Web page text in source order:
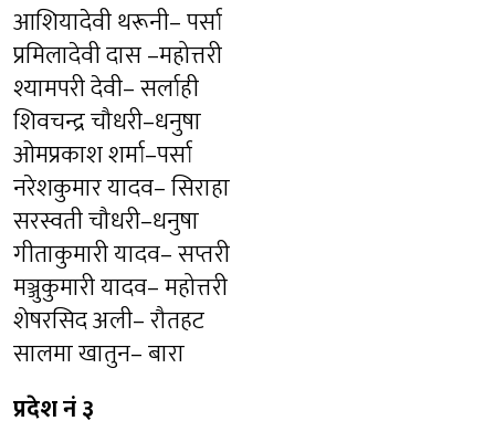
आशियादेवी थरूनी– पर्सा
प्रमिलादेवी दास –महोत्तरी
श्यामपरी देवी– सर्लाही
शिवचन्द्र चौधरी–धनुषा
ओमप्रकाश शर्मा–पर्सा
नरेशकुमार यादव– सिराहा
सरस्वती चौधरी–धनुषा
गीताकुमारी यादव– सप्तरी
मञ्जुकुमारी यादव– महोत्तरी
शेषरसिद अली– रौतहट
सालमा खातुन– बारा
प्रदेश नं ३